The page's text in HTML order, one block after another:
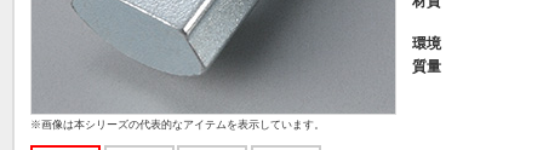
※画像は本シリーズの代表的なアイテムを表示しています。
環境
質量